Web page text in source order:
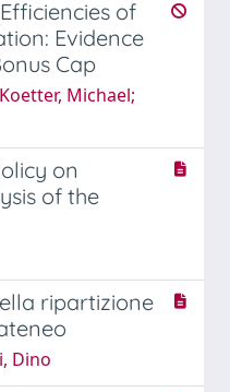
of
Evidence
Cap
Michael;
on
of the
ripartizione
Dino